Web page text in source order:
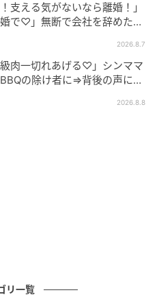
支える気がないなら離婚！」
で♡」無断で会社を辞めた元
2026.8.7
肉一切れあげる♡」シンママ
の除け者に⇒背後の声に突
2026.8.8
リ一覧